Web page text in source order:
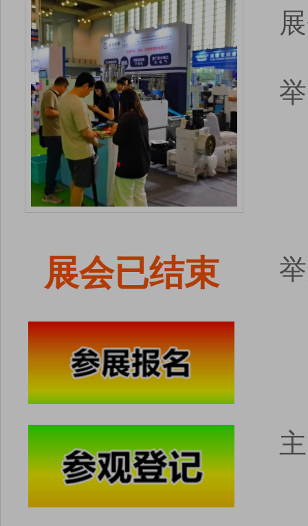
展会已结束